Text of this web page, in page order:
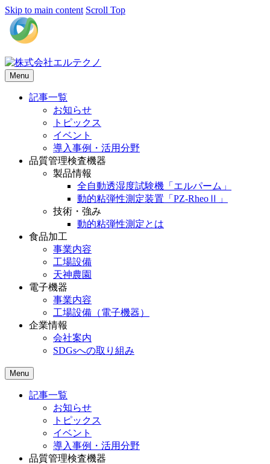
Skip to main content Scroll Top
Menu
記事一覧
お知らせ
トピックス
イベント
導入事例・活用分野
品質管理検査機器
製品情報
全自動透湿度試験機「エルパーム」
動的粘弾性測定装置「PZ-RheoⅡ」
技術・強み
動的粘弾性測定とは
食品加工
事業内容
工場設備
天神農園
電子機器
事業内容
工場設備（電子機器）
企業情報
会社案内
SDGsへの取り組み
Menu
記事一覧
お知らせ
トピックス
イベント
導入事例・活用分野
品質管理検査機器